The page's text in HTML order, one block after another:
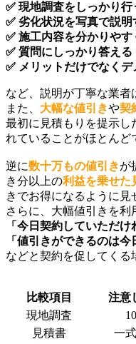
✅ 現地調査をしっかり行
✅ 劣化状況を写真で説明
✅ 施工内容を分かりやす
✅ 質問にしっかり答える
✅ メリットだけでなく
など、説明が丁寧な業者
また、 大幅な値引きや契
最初に見積もりを提示し
れていることがほとんど
逆に数十万もの値引きが
き分以上の利益を乗せた
きでお得になるように見
さらに、大幅値引きを利
「今日契約していただ
「値引きができるのは今
などと契約を促してくる
比較項目 注意
現地調査
見積書
一